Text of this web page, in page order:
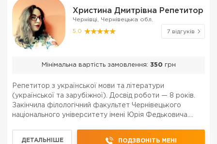
Христина Дмитрівна Репетитор
Чернівці, Чернівецька обл.
5.0 7 відгуків
Мінімальна вартість замовлення: 350 грн
Репетитор з української мови та літератури
(української та зарубіжної). Досвід роботи — 8 років.
Закінчила філологічний факультет Чернівецького
національного університету імені Юрія Федьковича.
ДЕТАЛЬНІШЕ ПОДЗВОНІТЬ МЕНІ